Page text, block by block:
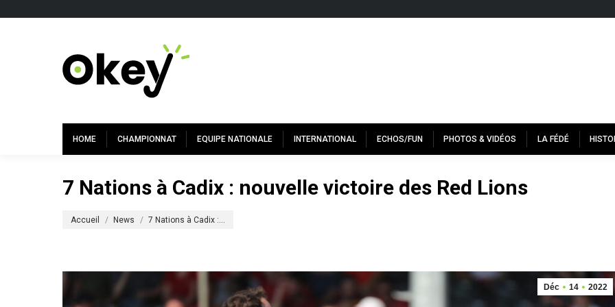
HOME CHAMPIONNAT EQUIPE NATIONALE INTERNATIONAL ECHOS/FUN PHOTOS & VIDÉOS LA FÉDÉ
7 Nations à Cadix : nouvelle victoire des Red Lions
Accueil News 7 Nations à Cadix :…
Déc 14 2022